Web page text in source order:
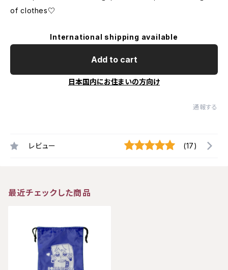
of clothes♡
International shipping available
Add to cart
日本国内にお住まいの方向け
通報する
レビュー (17)
最近チェックした商品